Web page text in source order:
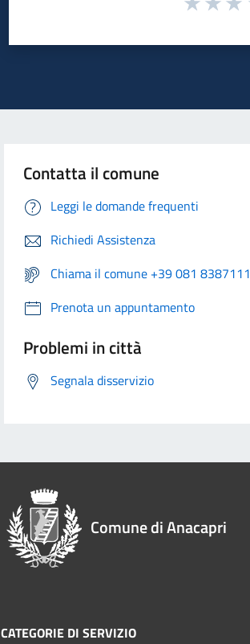
Contatta il comune
Leggi le domande frequenti
Richiedi Assistenza
Chiama il comune +39 081 8387111
Prenota un appuntamento
Problemi in città
Segnala disservizio
Comune di Anacapri
CATEGORIE DI SERVIZIO